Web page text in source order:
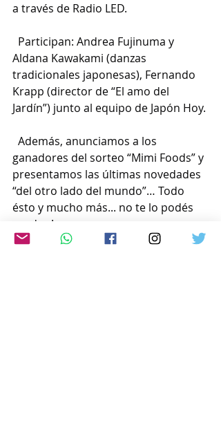
a través de Radio LED.
Participan: Andrea Fujinuma y
Aldana Kawakami (danzas
tradicionales japonesas), Fernando
Krapp (director de “El amo del
Jardín”) junto al equipo de Japón Hoy.
Además, anunciamos a los
ganadores del sorteo “Mimi Foods” y
presentamos las últimas novedades
“del otro lado del mundo”… Todo
ésto y mucho más... no te lo podés
perder !